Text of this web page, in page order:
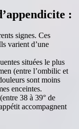
:
signes. Ces
varient d’une
situées le plus
(entre l’ombilic et
sont moins
enceintes.
38 à 39° de
accompagnent